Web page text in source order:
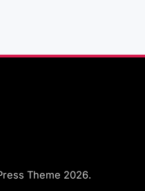
Theme 2026.